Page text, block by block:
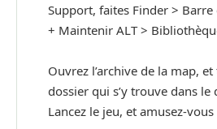
Support, faites Finder >
+ Maintenir ALT >
Ouvrez l’archive de la map,
dossier qui s’y trouve dans le
Lancez le jeu, et amusez-